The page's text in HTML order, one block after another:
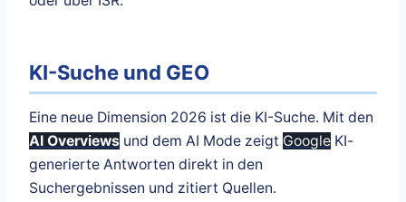
KI-Suche und GEO
Eine neue Dimension 2026 ist die KI-Suche. Mit den
AI Overviews und dem AI Mode zeigt Google KI-
generierte Antworten direkt in den
Suchergebnissen und zitiert Quellen.